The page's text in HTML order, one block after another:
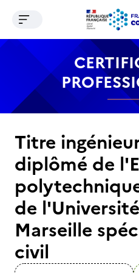
Contenu Recherche
Ouvrir le menu de
Titre
diplômé de
de
Marseille
civil